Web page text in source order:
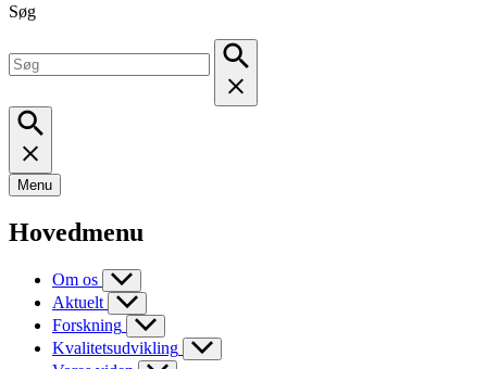
Søg
Menu
Hovedmenu
Om os
Aktuelt
Forskning
Kvalitetsudvikling